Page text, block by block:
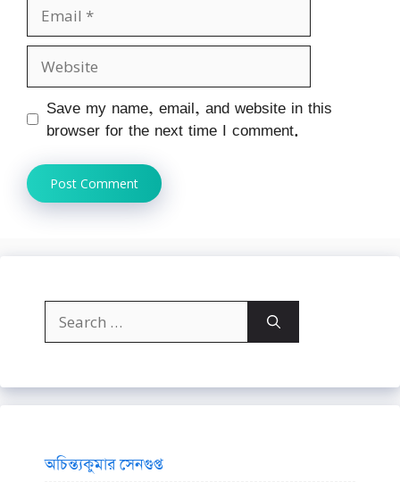
Email
Website
Save my name, email, and website in this
browser for the next time I comment.
Search
for:
অচিন্ত্যকুমার সেনগুপ্ত